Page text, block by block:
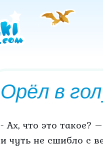
Орёл в
- Ах, что это такое?
и чуть не сшибло с